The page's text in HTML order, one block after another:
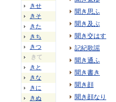
きせ
きそ
きた
きち
きつ
きて
きと
きな
きに
きぬ
聞き思ふ
聞き及ぶ
聞き交はす
記紀歌謡
聞き通ふ
聞き書き
聞き顔
聞き顔なり